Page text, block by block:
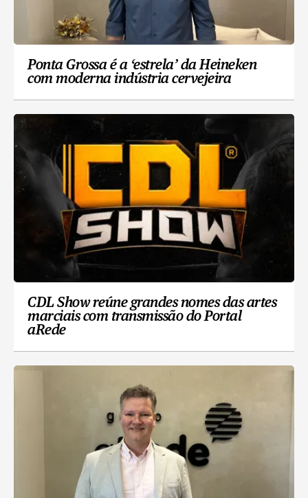
Ponta Grossa é a ‘estrela’ da Heineken
com moderna indústria cervejeira
CDL Show reúne grandes nomes das artes
marciais com transmissão do Portal
aRede